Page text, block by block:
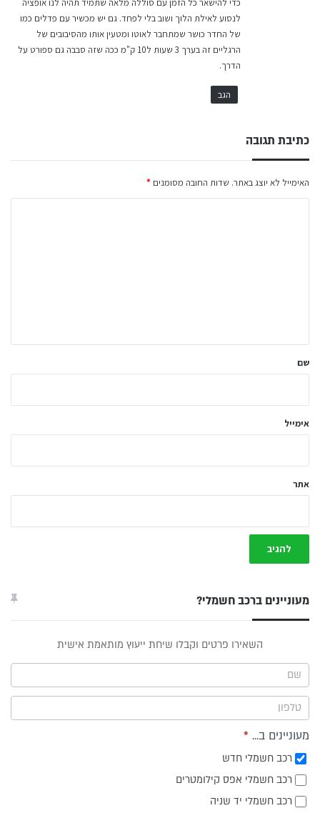
:
כדי להישאר כל הזמן עם סוללה מלאה שתמיד תהיה לנו אופציה
לנסוע לאילת הלוך ושוב בלי לפחד. גם יש מכשיר עם פדלים כמו
של החדר כושר שמתחבר לאוטו ומטעין אותו מהסיבובים של
הרגליים זה בערך 3 שעות ל10 ק"מ ככה שזה סבבה גם ספורט על
הדרך.
הגב
כתיבת תגובה
האימייל לא יוצג באתר. שדות החובה מסומנים *
ל
שם
אימייל
אתר
מעוניינים ברכב חשמלי?
תפריט
צד
השאירו פרטים וקבלו שיחת ייעוץ מותאמת אישית
מעוניינים ב... *
רכב חשמלי חדש
רכב חשמלי אפס קילומטרים
רכב חשמלי יד שניה